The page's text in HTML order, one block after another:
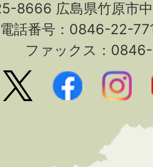
8666 広島県竹原市
電話番号：0846-22-
ファックス：